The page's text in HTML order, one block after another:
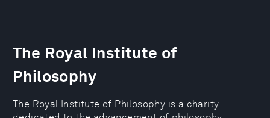
The Royal Institute of
Philosophy
The Royal Institute of Philosophy is a charity